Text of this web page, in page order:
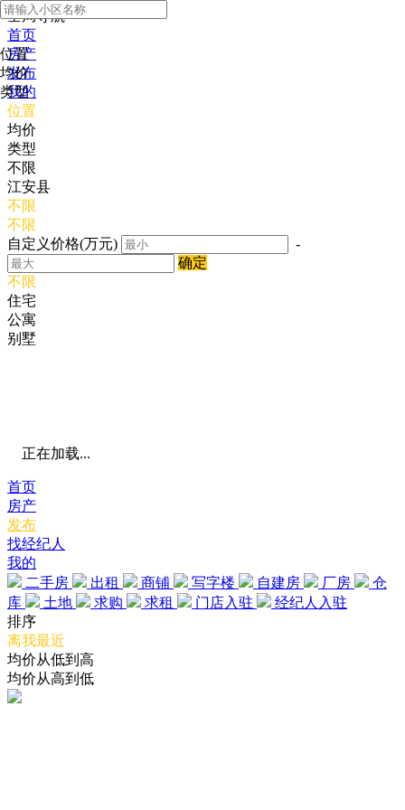
全局导航
首页
房产
发布
我的
位置
均价
类型
位置
均价
类型
不限
江安县
不限
不限
自定义价格(万元)
-
确定
不限
住宅
公寓
别墅
正在加载...
首页
房产
发布
找经纪人
我的
二手房
出租 商铺 写字楼 自建房 厂房
仓
库
土地 求购 求租 门店入驻
经纪人入驻
排序
离我最近
均价从低到高
均价从高到低